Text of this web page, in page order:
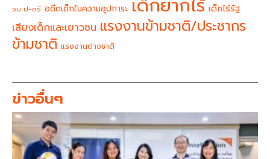
จบ ป-ตรี อดีตเด็กในความอุปการะ เด็กยากไร้ เด็กไร้รัฐ
เสียงเด็กและเยาวชน แรงงานข้ามชาติ/ประชากร
ข้ามชาติ แรงงานต่างชาติ
ข่าวอื่นๆ